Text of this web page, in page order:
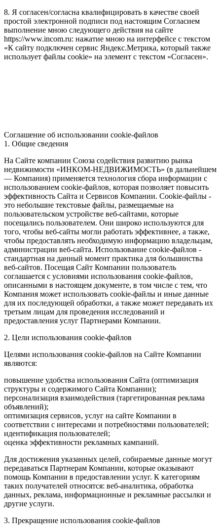
8. Я согласен/согласна квалифицировать в качестве своей
простой электронной подписи под настоящим Согласием
выполнение мною следующего действия на сайте
https://www.incom.ru: нажатие мною на интерфейсе с текстом
«К сайту подключен сервис Яндекс.Метрика, который также
использует файлы cookie» на элемент с текстом «Согласен».
Соглашение об использовании cookie-файлов
1. Общие сведения
На Сайте компании Союза содействия развитию рынка
недвижимости «ИНКОМ-НЕДВИЖИМОСТЬ» (в дальнейшем
— Компания) применяется технология сбора информации с
использованием cookie-файлов, которая позволяет повысить
эффективность Сайта и Сервисов Компании. Сookie-файлы -
это небольшие текстовые файлы, размещаемые на
пользовательском устройстве веб-сайтами, которые
посещались пользователем. Они широко используются для
того, чтобы веб-сайты могли работать эффективнее, а также,
чтобы предоставлять необходимую информацию владельцам,
администрации веб-сайта. Использование cookie-файлов -
стандартная на данный момент практика для большинства
веб-сайтов. Посещая Сайт Компании пользователь
соглашается с условиями использования cookie-файлов,
описанными в настоящем документе, в том числе с тем, что
Компания может использовать cookie-файлы и иные данные
для их последующей обработки, а также может передавать их
третьим лицам для проведения исследований и
предоставления услуг Партнерами Компании.
2. Цели использования cookie-файлов
Целями использования cookie-файлов на Сайте Компании
являются:
повышение удобства использования Сайта (оптимизация
структуры и содержимого Сайта Компании);
персонализация взаимодействия (таргетированная реклама
объявлений);
оптимизация сервисов, услуг на сайте Компании в
соответствии с интересами и потребностями пользователей;
идентификация пользователей;
оценка эффективности рекламных кампаний.
Для достижения указанных целей, собираемые данные могут
передаваться Партнерам Компании, которые оказывают
помощь Компании в предоставлении услуг. К категориям
таких получателей относятся: веб-аналитика, обработка
данных, реклама, информационные и рекламные рассылки и
другие услуги.
3. Прекращение использования cookie-файлов